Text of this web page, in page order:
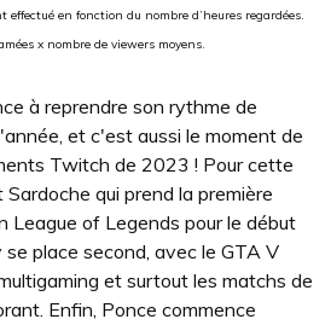
effectué en fonction du nombre d’heures regardées.
x nombre de viewers moyens.
à reprendre son rythme de
et c'est aussi le moment de
Twitch de 2023 ! Pour cette
qui prend la première
League of Legends pour le début
place second, avec le GTA V
et surtout les matchs de
Enfin, Ponce commence